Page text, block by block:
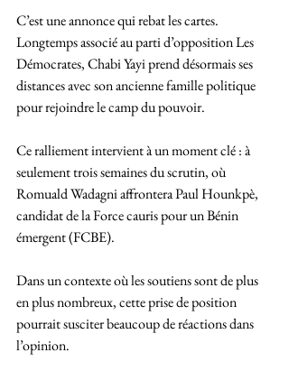
C’est une annonce qui rebat les cartes.
Longtemps associé au parti d’opposition Les
Démocrates, Chabi Yayi prend désormais ses
distances avec son ancienne famille politique
pour rejoindre le camp du pouvoir.
Ce ralliement intervient à un moment clé : à
seulement trois semaines du scrutin, où
Romuald Wadagni affrontera Paul Hounkpè,
candidat de la Force cauris pour un Bénin
émergent (FCBE).
Dans un contexte où les soutiens sont de plus
en plus nombreux, cette prise de position
pourrait susciter beaucoup de réactions dans
l’opinion.